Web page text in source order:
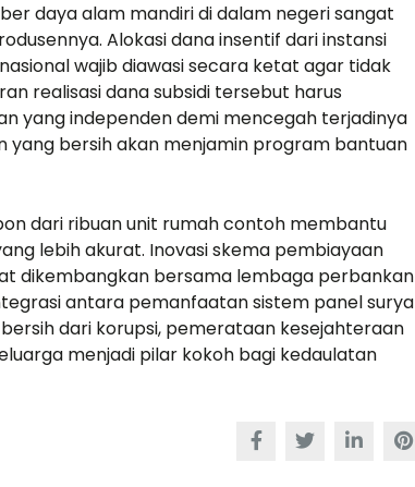
daya alam mandiri di dalam negeri sangat
Alokasi dana insentif dari instansi
wajib diawasi secara ketat agar tidak
realisasi dana subsidi tersebut harus
yang independen demi mencegah terjadinya
yang bersih akan menjamin program bantuan
dari ribuan unit rumah contoh membantu
lebih akurat. Inovasi skema pembiayaan
dikembangkan bersama lembaga perbankan
antara pemanfaatan sistem panel surya
dari korupsi, pemerataan kesejahteraan
menjadi pilar kokoh bagi kedaulatan